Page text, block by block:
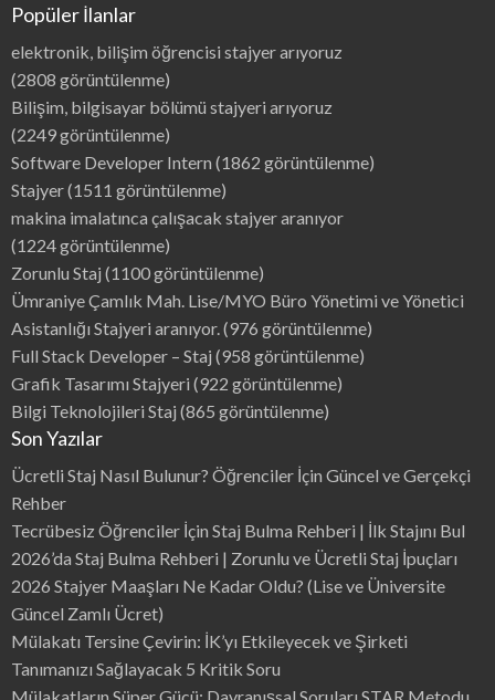
Popüler İlanlar
elektronik, bilişim öğrencisi stajyer arıyoruz
(2808 görüntülenme)
Bilişim, bilgisayar bölümü stajyeri arıyoruz
(2249 görüntülenme)
Software Developer Intern (1862 görüntülenme)
Stajyer(1511 görüntülenme)
makina imalatınca çalışacak stajyer aranıyor
(1224 görüntülenme)
Zorunlu Staj (1100 görüntülenme)
Ümraniye Çamlık Mah. Lise/MYO Büro Yönetimi ve Yönetici
Asistanlığı Stajyeri aranıyor.(976 görüntülenme)
Full Stack Developer – Staj (958 görüntülenme)
Grafik Tasarımı Stajyeri (922 görüntülenme)
Bilgi Teknolojileri Staj (865 görüntülenme)
Son Yazılar
Ücretli Staj Nasıl Bulunur? Öğrenciler İçin Güncel ve Gerçekçi
Rehber
Tecrübesiz Öğrenciler İçin Staj Bulma Rehberi | İlk Stajını Bul
2026’da Staj Bulma Rehberi | Zorunlu ve Ücretli Staj İpuçları
2026 Stajyer Maaşları Ne Kadar Oldu? (Lise ve Üniversite
Güncel Zamlı Ücret)
Mülakatı Tersine Çevirin: İK’yı Etkileyecek ve Şirketi
Tanımanızı Sağlayacak 5 Kritik Soru